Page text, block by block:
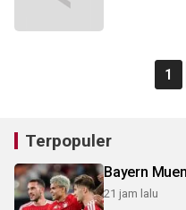
1
Terpopuler
Bayern
21 jam lalu